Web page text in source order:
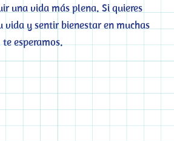
una vida más plena. Si quieres
vida y sentir bienestar en muchas
esperamos.